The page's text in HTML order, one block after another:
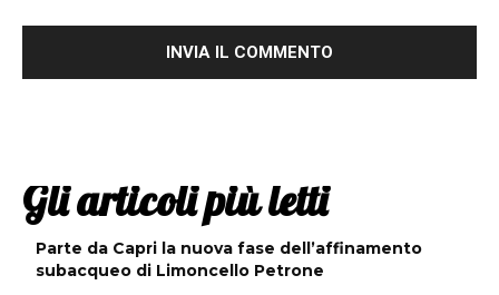
Gli articoli più letti
Parte da Capri la nuova fase dell’affinamento
subacqueo di Limoncello Petrone